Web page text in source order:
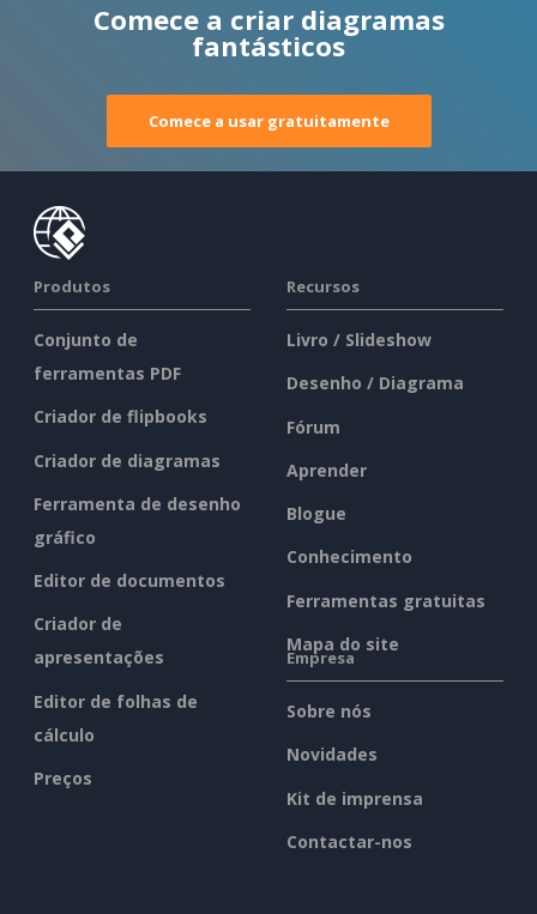
Comece a criar diagramas
fantásticos
Comece a usar gratuitamente
Produtos
Conjunto de
ferramentas PDF
Criador de flipbooks
Criador de diagramas
Ferramenta de desenho
gráfico
Editor de documentos
Criador de
apresentações
Editor de folhas de
cálculo
Preços
Recursos
Livro / Slideshow
Desenho / Diagrama
Fórum
Aprender
Blogue
Conhecimento
Ferramentas gratuitas
Mapa do site
Empresa
Sobre nós
Novidades
Kit de imprensa
Contactar-nos